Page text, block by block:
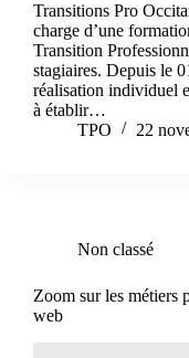
Transitions Pro
charge d’une
Transition
stagiaires. Depuis le
réalisation individuel
à établir…
TPO
22
Non classé
Zoom sur les métiers
web